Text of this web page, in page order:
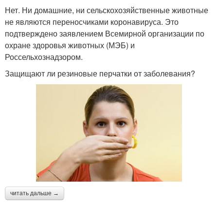
Нет. Ни домашние, ни сельскохозяйственные животные
не являются переносчиками коронавируса. Это
подтверждено заявлением Всемирной организации по
охране здоровья животных (МЭБ) и
Россельхознадзором.
Защищают ли резиновые перчатки от заболевания?
читать дальше →